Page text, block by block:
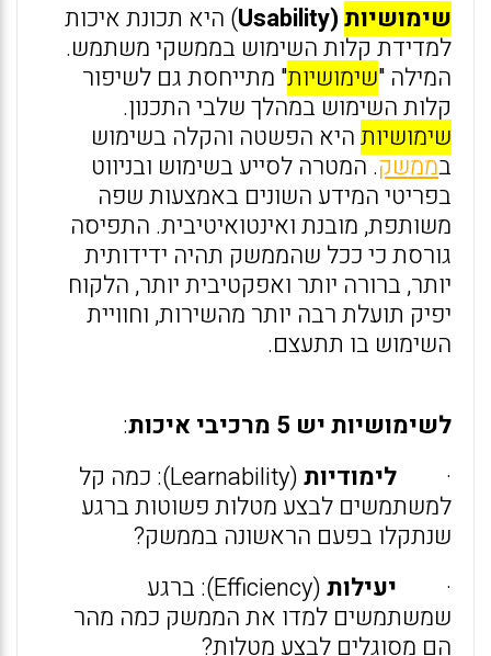
שימושיות(Usability
) היא תכונת איכות
למדידת קלות השימוש בממשקי משתמש.
המילה "שימושיות" מתייחסת גם לשיפור
קלות השימוש במהלך שלבי התכנון.
שימושיותהיא הפשטה והקלה בשימוש
בממשק. המטרה לסייע בשימוש ובניווט
בפריטי המידע השונים באמצעות שפה
משותפת, מובנת ואינטואיטיבית. התפיסה
גורסת כי ככל שהממשק תהיה ידידותית
יותר, ברורה יותר ואפקטיבית יותר, הלקוח
יפיק תועלת רבה יותר מהשירות, וחוויית
השימוש בו תתעצם.
לשימושיות יש 5 מרכיבי איכות
:
·
לימודיות
(Learnability): כמה קל
למשתמשים לבצע מטלות פשוטות ברגע
שנתקלו בפעם הראשונה בממשק?
·
יעילות
(Efficiency): ברגע
שמשתמשים למדו את הממשק כמה מהר
הם מסוגלים לבצע מטלות?